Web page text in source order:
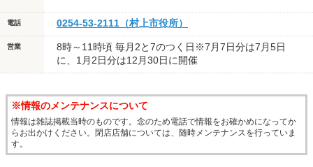
電話 0254-53-2111（村上市役所）
営業
8時～11時頃 毎月2と7のつく日※7月7日分は7月5日
に、1月2日分は12月30日に開催
※情報のメンテナンスについて
情報は雑誌掲載当時のものです。念のため電話で情報をお確かめになってか
らお出かけください。閉店店舗については、随時メンテナンスを行っていま
す。